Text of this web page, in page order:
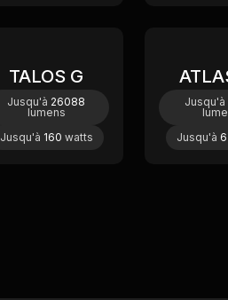
TALOS G
Jusqu'à 26088
lumens
Jusqu'à 160 watts
Jusqu'à
Jusqu'à